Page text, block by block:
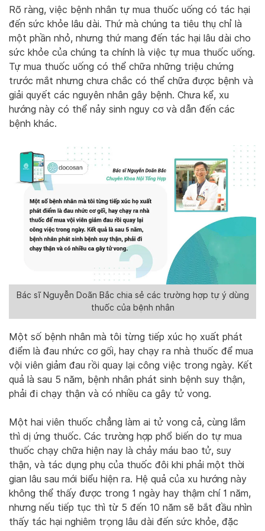
Rõ ràng, việc bệnh nhân tự mua thuốc uống có tác hại
đến sức khỏe lâu dài. Thứ mà chúng ta tiêu thụ chỉ là
một phần nhỏ, nhưng thứ mang đến tác hại lâu dài cho
sức khỏe của chúng ta chính là việc tự mua thuốc uống.
Tự mua thuốc uống có thể chữa những triệu chứng
trước mắt nhưng chưa chắc có thể chữa được bệnh và
giải quyết các nguyên nhân gây bệnh. Chưa kể, xu
hướng này có thể nảy sinh nguy cơ và dẫn đến các
bệnh khác.
Bác sĩ Nguyễn Doãn Bắc chia sẻ các trường hợp tự ý dùng
thuốc của bệnh nhân
Một số bệnh nhân mà tôi từng tiếp xúc họ xuất phát
điểm là đau nhức cơ gối, hay chạy ra nhà thuốc để mua
vội viên giảm đau rồi quay lại công việc trong ngày. Kết
quả là sau 5 năm, bệnh nhân phát sinh bệnh suy thận,
phải đi chạy thận và có nhiều ca gây tử vong.
Một hai viên thuốc chẳng làm ai tử vong cả, cùng lắm
thì dị ứng thuốc. Các trường hợp phổ biến do tự mua
thuốc chạy chữa hiện nay là chảy máu bao tử, suy
thận, và tác dụng phụ của thuốc đôi khi phải một thời
gian lâu sau mới biểu hiện ra. Hệ quả của xu hướng này
không thể thấy được trong 1 ngày hay thậm chí 1 năm,
nhưng nếu tiếp tục thì từ 5 đến 10 năm sẽ bắt đầu nhìn
thấy tác hại nghiêm trọng lâu dài đến sức khỏe, đặc